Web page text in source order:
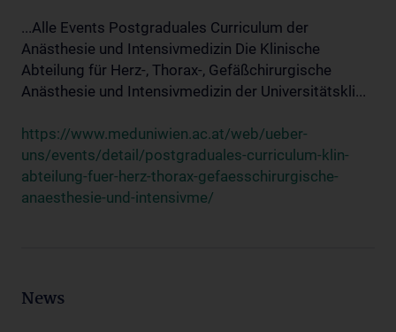
...Alle Events Postgraduales Curriculum der
Anästhesie und Intensivmedizin Die Klinische
Abteilung für Herz-, Thorax-, Gefäßchirurgische
Anästhesie und Intensivmedizin der Universitätskli...
https://www.meduniwien.ac.at/web/ueber-
uns/events/detail/postgraduales-curriculum-klin-
abteilung-fuer-herz-thorax-gefaesschirurgische-
anaesthesie-und-intensivme/
News